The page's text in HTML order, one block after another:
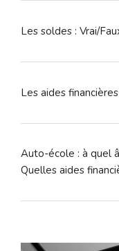
Les soldes : Vrai/
Les aides
Auto-école : à quel
Quelles aides